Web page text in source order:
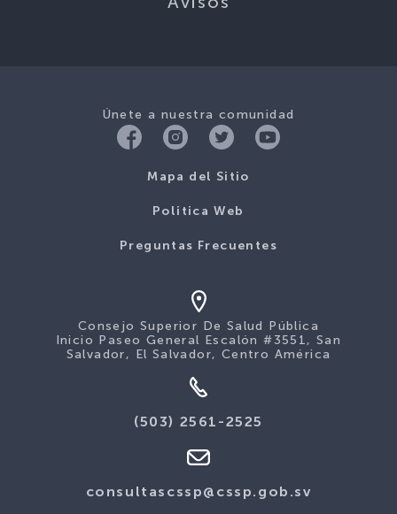
Únete a nuestra comunidad
Mapa del Sitio
Politica Web
Preguntas Frecuentes
Consejo Superior De Salud Pública
Inicio Paseo General Escalón #3551, San
Salvador, El Salvador, Centro América
(503) 2561-2525
consultascssp@cssp.gob.sv